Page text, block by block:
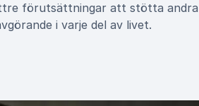
förutsättningar att stötta
i varje del av livet.